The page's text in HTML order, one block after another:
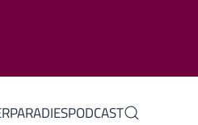
PODCAST